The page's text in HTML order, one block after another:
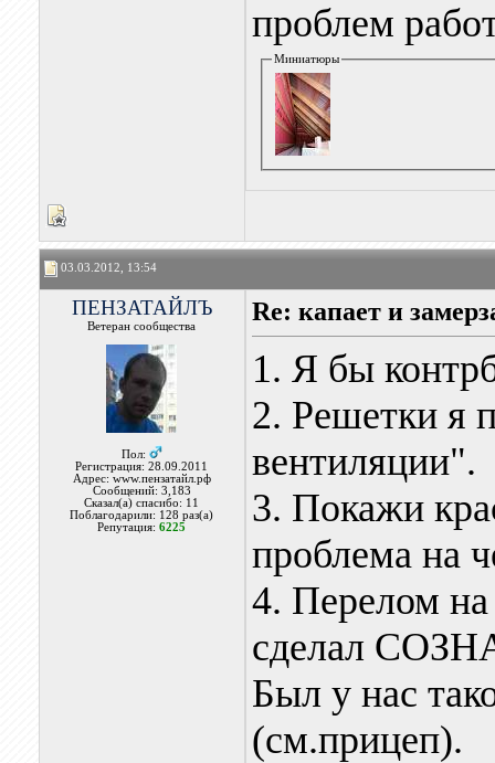
проблем
Миниатюры
03.03.2012, 13:54
ПЕНЗАТАЙЛЪ
Ветеран сообщества
Пол:
Регистрация: 28.09.2011
Адрес: www.пензатайл.рф
Сообщений: 3,183
Сказал(а) спасибо: 11
Поблагодарили: 128 раз(а)
Репутация:6225
Re: капает и
1. Я бы
2. Решетки я
вентиляции".
3. Покажи
проблема на
4. Перелом на
сделал
Был у нас
(см.прицеп).